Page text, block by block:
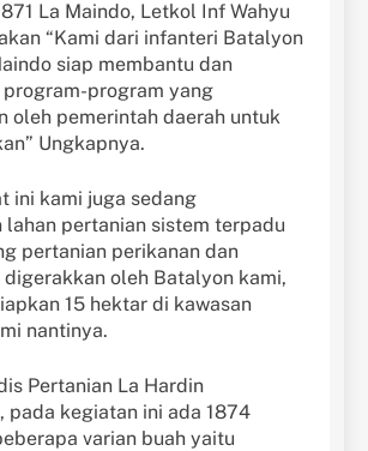
La Maindo, Letkol Inf Wahyu
“Kami dari infanteri Batalyon
siap membantu dan
program yang
oleh pemerintah daerah untuk
Ungkapnya.
ini kami juga sedang
lahan pertanian sistem terpadu
pertanian perikanan dan
digerakkan oleh Batalyon kami,
15 hektar di kawasan
nantinya.
Pertanian La Hardin
pada kegiatan ini ada 1874
varian buah yaitu